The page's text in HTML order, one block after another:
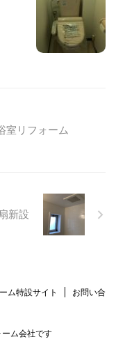
室リフォーム
新設
ム特設サイト
お問い合
ム会社です